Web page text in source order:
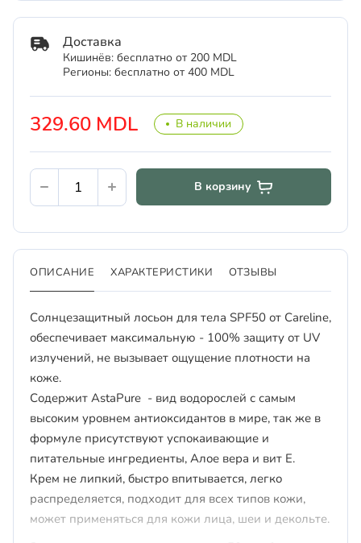
329.60 MDL В наличии
Доставка
Кишинёв: бесплатно от 200 MDL
Регионы: бесплатно от 400 MDL
В корзину
ОПИСАНИЕ ХАРАКТЕРИСТИКИ ОТЗЫВЫ
Солнцезащитный лосьон для тела SPF50 от Careline,
обеспечивает максимальную - 100% защиту от UV
излучений, не вызывает ощущение плотности на
коже.
Содержит AstaPure - вид водорослей с самым
высоким уровнем антиоксидантов в мире, так же в
формуле присутствуют успокаивающие и
питательные ингредиенты, Алое вера и вит Е.
Крем не липкий, быстро впитывается, легко
распределяется, подходит для всех типов кожи,
может применяться для кожи лица, шеи и декольте.